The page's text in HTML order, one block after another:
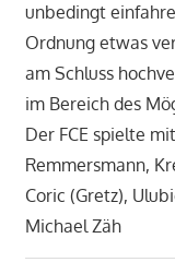
unbedingt
Ordnung etwas
am Schluss
im Bereich des
Der FCE spielte
Remmersmann,
Coric (Gretz),
Michael Zäh